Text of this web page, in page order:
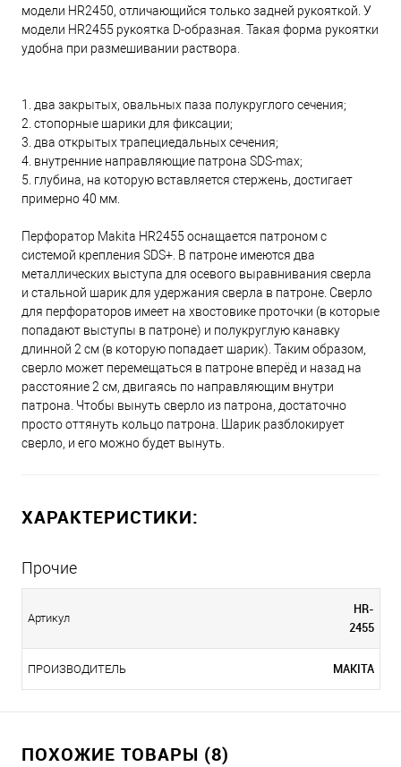
модели HR2450, отличающийся только задней рукояткой. У
модели HR2455 рукоятка D-образная. Такая форма рукоятки
удобна при размешивании раствора.
1. два закрытых, овальных паза полукруглого сечения;
2. стопорные шарики для фиксации;
3. два открытых трапециедальных сечения;
4. внутренние направляющие патрона SDS-max;
5. глубина, на которую вставляется стержень, достигает
примерно 40 мм.
Перфоратор Makita HR2455 оснащается патроном с
системой крепления SDS+. В патроне имеются два
металлических выступа для осевого выравнивания сверла
и стальной шарик для удержания сверла в патроне. Сверло
для перфораторов имеет на хвостовике проточки (в которые
попадают выступы в патроне) и полукруглую канавку
длинной 2 см (в которую попадает шарик). Таким образом,
сверло может перемещаться в патроне вперёд и назад на
расстояние 2 см, двигаясь по направляющим внутри
патрона. Чтобы вынуть сверло из патрона, достаточно
просто оттянуть кольцо патрона. Шарик разблокирует
сверло, и его можно будет вынуть.
ХАРАКТЕРИСТИКИ:
Прочие
Артикул
HR-
2455
ПРОИЗВОДИТЕЛЬ MAKITA
ПОХОЖИЕ ТОВАРЫ (8)